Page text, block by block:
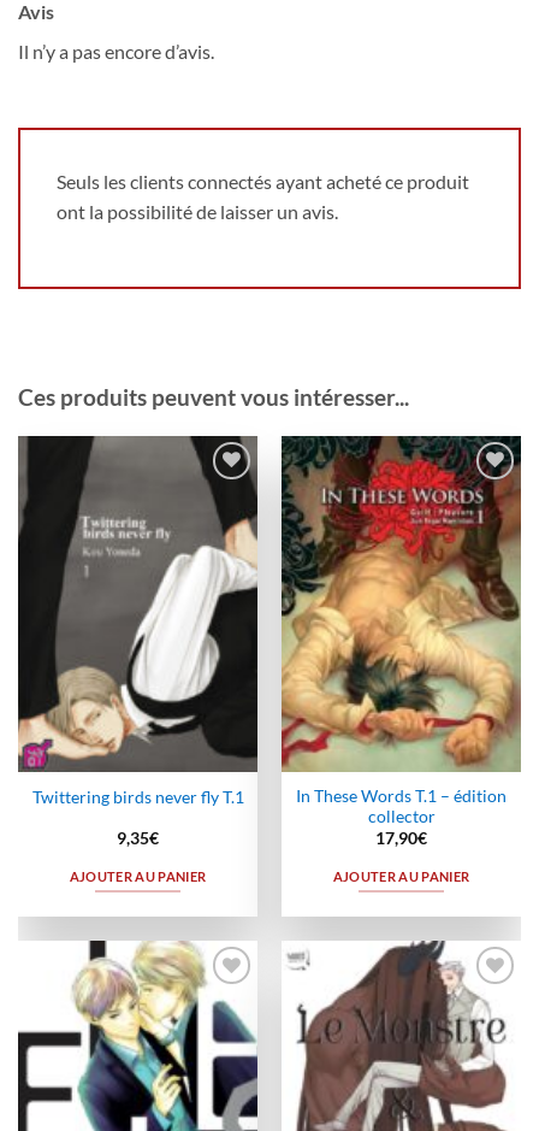
Avis
Il n’y a pas encore d’avis.
Seuls les clients connectés ayant acheté ce produit
ont la possibilité de laisser un avis.
Ces produits peuvent vous intéresser...
Ajouter
à la
wishlist
Twittering birds never fly T.1
9,35€
AJOUTER AU PANIER
Ajouter
à la
wishlist
In These Words T.1 – édition
collector
17,90€
AJOUTER AU PANIER
Ajouter
à la
wishlist
Ajouter
à la
wishlist